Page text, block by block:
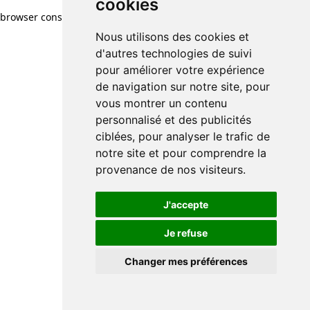
cookies
Nous utilisons des cookies et
d'autres technologies de suivi
pour améliorer votre expérience
de navigation sur notre site, pour
vous montrer un contenu
personnalisé et des publicités
ciblées, pour analyser le trafic de
notre site et pour comprendre la
provenance de nos visiteurs.
J'accepte
Je refuse
Changer mes préférences
browser console for more information)